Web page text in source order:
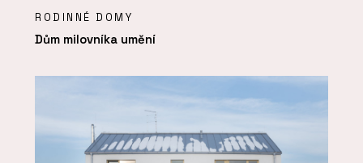
RODINNÉ DOMY
Dům milovníka umění